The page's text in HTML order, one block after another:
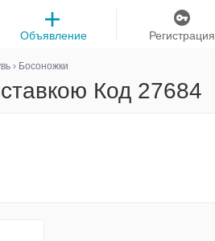
Регистрация
Объявление
› Босоножки
Код 27684